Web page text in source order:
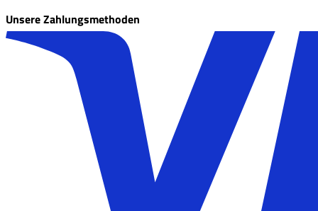
Unsere Zahlungsmethoden